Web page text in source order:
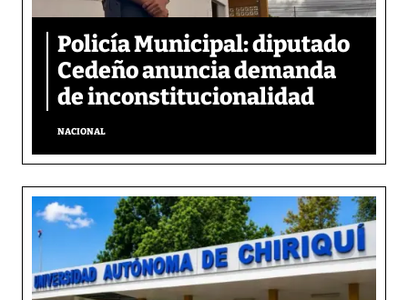
Policía Municipal: diputado
Cedeño anuncia demanda
de inconstitucionalidad
NACIONAL